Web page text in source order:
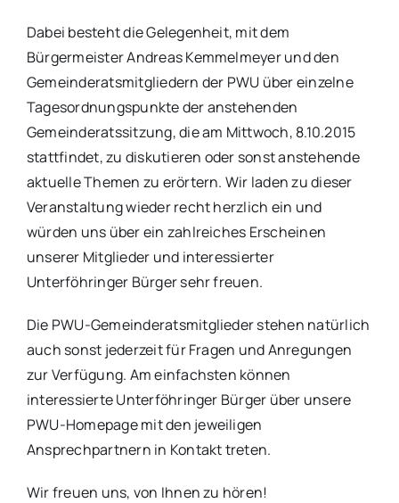
Dabei besteht die Gelegenheit, mit dem
Bürgermeister Andreas Kemmelmeyer und den
Gemeinderatsmitgliedern der PWU über einzelne
Tagesordnungspunkte der anstehenden
Gemeinderatssitzung, die am Mittwoch, 8.10.2015
stattfindet, zu diskutieren oder sonst anstehende
aktuelle Themen zu erörtern. Wir laden zu dieser
Veranstaltung wieder recht herzlich ein und
würden uns über ein zahlreiches Erscheinen
unserer Mitglieder und interessierter
Unterföhringer Bürger sehr freuen.
Die PWU-Gemeinderatsmitglieder stehen natürlich
auch sonst jederzeit für Fragen und Anregungen
zur Verfügung. Am einfachsten können
interessierte Unterföhringer Bürger über unsere
PWU-Homepage mit den jeweiligen
Ansprechpartnern in Kontakt treten.
Wir freuen uns, von Ihnen zu hören!